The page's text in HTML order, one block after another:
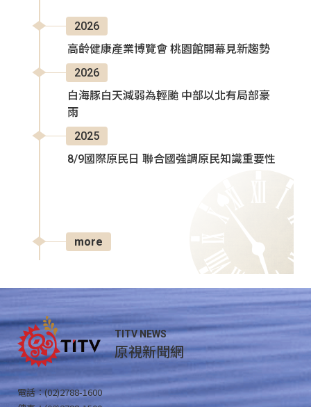
2026
高齡健康產業博覽會 桃園館開幕見新趨勢
2026
白海豚白天減弱為輕颱 中部以北有局部豪
雨
2025
8/9國際原民日 聯合國強調原民知識重要性
more
TITV NEWS
原視新聞網
電話：(02)2788-1600